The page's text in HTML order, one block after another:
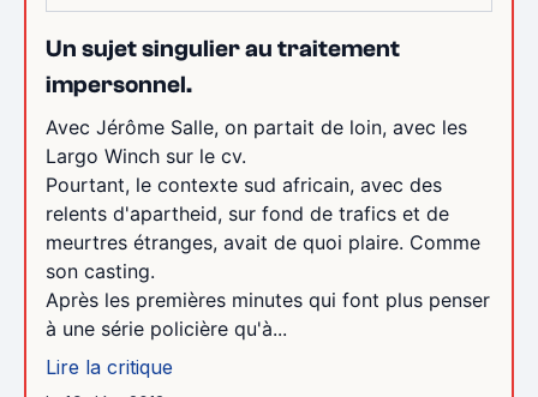
Un sujet singulier au traitement
impersonnel.
Avec Jérôme Salle, on partait de loin, avec les
Largo Winch sur le cv.
Pourtant, le contexte sud africain, avec des
relents d'apartheid, sur fond de trafics et de
meurtres étranges, avait de quoi plaire. Comme
son casting.
Après les premières minutes qui font plus penser
à une série policière qu'à...
Lire la critique